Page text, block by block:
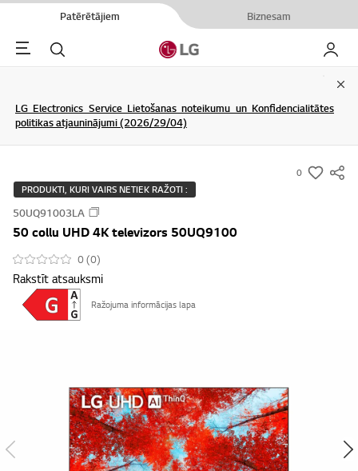
Patērētājiem Biznesam
Menu Meklēt Mans
LG Electronics Service Lietošanas noteikumu un Konfidencialitātes
politikas atjauninājumi (2026/29/04)
0
s
PRODUKTI, KURI VAIRS NETIEK RAŽOTI :
50UQ91003LA
50 collu UHD 4K televizors 50UQ9100
0 (0)
Rakstīt atsauksmi
Ražojuma informācijas lapa